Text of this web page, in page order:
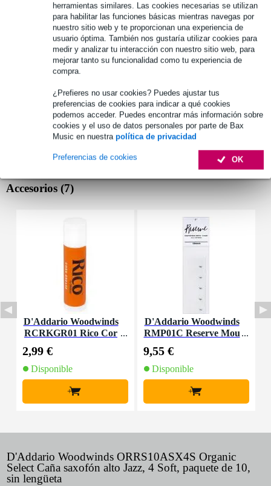
herramientas similares. Las cookies necesarias se utilizan
para habilitar las funciones básicas mientras navegas por
nuestro sitio web y te proporcionan una experiencia de
usuario óptima. También nos gustaría utilizar cookies para
medir y analizar tu interacción con nuestro sitio web, para
mejorar tanto su funcionalidad como tu experiencia de
compra.
¿Prefieres no usar cookies? Puedes ajustar tus
preferencias de cookies para indicar a qué cookies
podemos acceder. Puedes encontrar más información sobre
cookies y el uso de datos personales por parte de Bax
Music en nuestra política de privacidad
OK
Preferencias de cookies
Véase también (14)
Accesorios (7)
D'Addario Woodwinds
RCRKGR01 Rico Cor
2,99 €
Disponible
+
D'Addario Woodwinds
RMP01C Reserve Mou
(Pack of 5)
9,55 €
Disponible
+
D'Addario Woodwinds ORRS10ASX4S Organic
Select Caña saxofón alto Jazz, 4 Soft, paquete de 10,
sin lengüeta